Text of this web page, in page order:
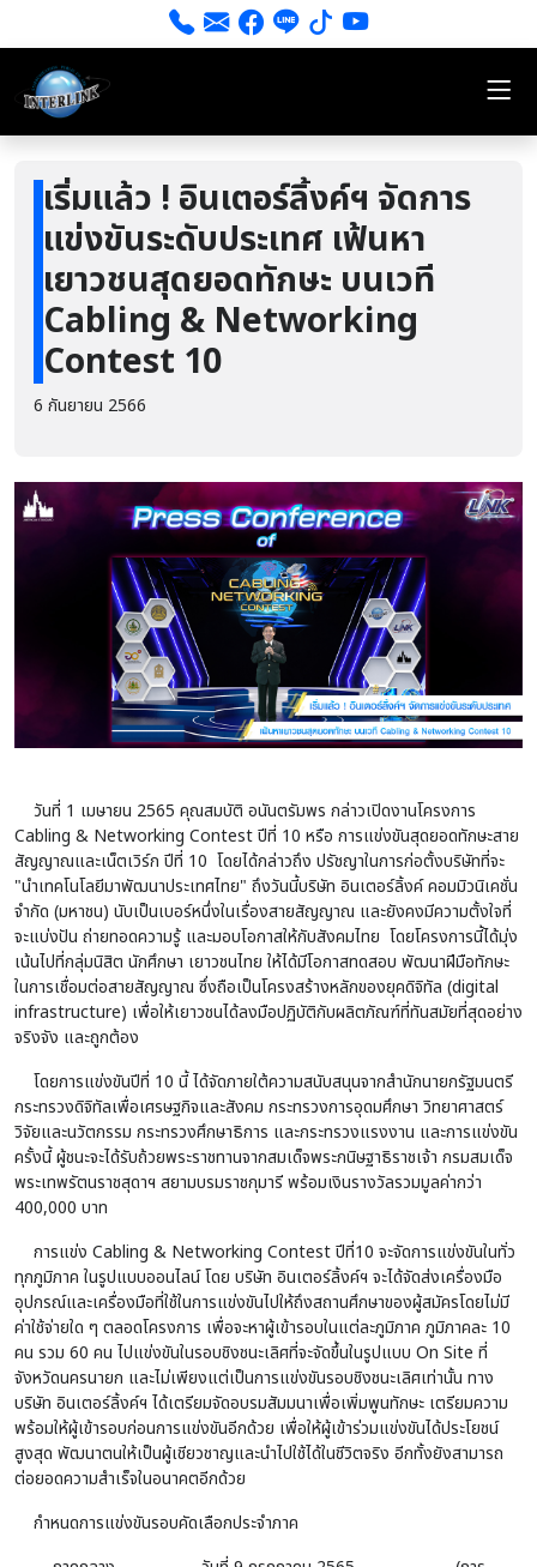
เริ่มแล้ว ! อินเตอร์ลิ้งค์ฯ จัดการ
แข่งขันระดับประเทศ เฟ้นหา
เยาวชนสุดยอดทักษะ บนเวที
Cabling & Networking
Contest 10
6 กันยายน 2566
วันที่ 1 เมษายน 2565 คุณสมบัติ อนันตรัมพร กล่าวเปิดงานโครงการ
Cabling & Networking Contest ปีที่ 10 หรือ การแข่งขันสุดยอดทักษะสาย
สัญญาณและเน็ตเวิร์ก ปีที่ 10 โดยได้กล่าวถึง ปรัชญาในการก่อตั้งบริษัทที่จะ
"นำเทคโนโลยีมาพัฒนาประเทศไทย" ถึงวันนี้บริษัท อินเตอร์ลิ้งค์ คอมมิวนิเคชั่น
จำกัด (มหาชน) นับเป็นเบอร์หนึ่งในเรื่องสายสัญญาณ และยังคงมีความตั้งใจที่
จะแบ่งปัน ถ่ายทอดความรู้ และมอบโอกาสให้กับสังคมไทย โดยโครงการนี้ได้มุ่ง
เน้นไปที่กลุ่มนิสิต นักศึกษา เยาวชนไทย ให้ได้มีโอกาสทดสอบ พัฒนาฝีมือทักษะ
ในการเชื่อมต่อสายสัญญาณ ซึ่งถือเป็นโครงสร้างหลักของยุคดิจิทัล (digital
infrastructure) เพื่อให้เยาวชนได้ลงมือปฏิบัติกับผลิตภัณฑ์ที่ทันสมัยที่สุดอย่าง
จริงจัง และถูกต้อง
โดยการแข่งขันปีที่ 10 นี้ ได้จัดภายใต้ความสนับสนุนจากสำนักนายกรัฐมนตรี
กระทรวงดิจิทัลเพื่อเศรษฐกิจและสังคม กระทรวงการอุดมศึกษา วิทยาศาสตร์
วิจัยและนวัตกรรม กระทรวงศึกษาธิการ และกระทรวงแรงงาน และการแข่งขัน
ครั้งนี้ ผู้ชนะจะได้รับถ้วยพระราชทานจากสมเด็จพระกนิษฐาธิราชเจ้า กรมสมเด็จ
พระเทพรัตนราชสุดาฯ สยามบรมราชกุมารี พร้อมเงินรางวัลรวมมูลค่ากว่า
400,000 บาท
การแข่ง Cabling & Networking Contest ปีที่10 จะจัดการแข่งขันในทั่ว
ทุกภูมิภาค ในรูปแบบออนไลน์ โดย บริษัท อินเตอร์ลิ้งค์ฯ จะได้จัดส่งเครื่องมือ
อุปกรณ์และเครื่องมือที่ใช้ในการแข่งขันไปให้ถึงสถานศึกษาของผู้สมัครโดยไม่มี
ค่าใช้จ่ายใด ๆ ตลอดโครงการ เพื่อจะหาผู้เข้ารอบในแต่ละภูมิภาค ภูมิภาคละ 10
คน รวม 60 คน ไปแข่งขันในรอบชิงชนะเลิศที่จะจัดขึ้นในรูปแบบ On Site ที่
จังหวัดนครนายก และไม่เพียงแต่เป็นการแข่งขันรอบชิงชนะเลิศเท่านั้น ทาง
บริษัท อินเตอร์ลิ้งค์ฯ ได้เตรียมจัดอบรมสัมมนาเพื่อเพิ่มพูนทักษะ เตรียมความ
พร้อมให้ผู้เข้ารอบก่อนการแข่งขันอีกด้วย เพื่อให้ผู้เข้าร่วมแข่งขันได้ประโยชน์
สูงสุด พัฒนาตนให้เป็นผู้เชียวชาญและนำไปใช้ได้ในชีวิตจริง อีกทั้งยังสามารถ
ต่อยอดความสำเร็จในอนาคตอีกด้วย
กำหนดการแข่งขันรอบคัดเลือกประจำภาค